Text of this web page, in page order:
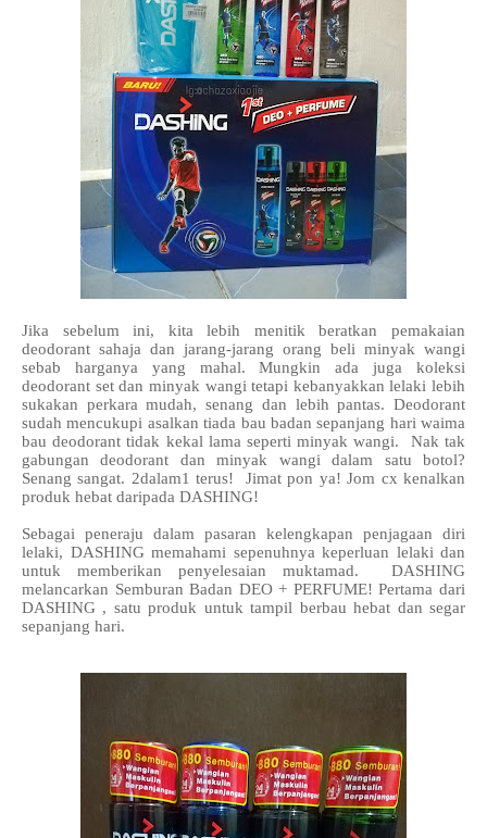
Jika sebelum ini, kita lebih menitik beratkan pemakaian
deodorant sahaja dan jarang-jarang orang beli minyak wangi
sebab harganya yang mahal. Mungkin ada juga koleksi
deodorant set dan minyak wangi tetapi kebanyakkan lelaki lebih
sukakan perkara mudah, senang dan lebih pantas. Deodorant
sudah mencukupi asalkan tiada bau badan sepanjang hari waima
bau deodorant tidak kekal lama seperti minyak wangi. Nak tak
gabungan deodorant dan minyak wangi dalam satu botol?
Senang sangat. 2dalam1 terus! Jimat pon ya! Jom cx kenalkan
produk hebat daripada DASHING!
Sebagai peneraju dalam pasaran kelengkapan penjagaan diri
lelaki, DASHING memahami sepenuhnya keperluan lelaki dan
untuk memberikan penyelesaian muktamad. DASHING
melancarkan Semburan Badan DEO + PERFUME! Pertama dari
DASHING , satu produk untuk tampil berbau hebat dan segar
sepanjang hari.